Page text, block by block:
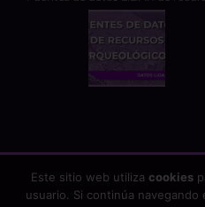
Este sitio web utiliza cookies
usuario. Si continúa